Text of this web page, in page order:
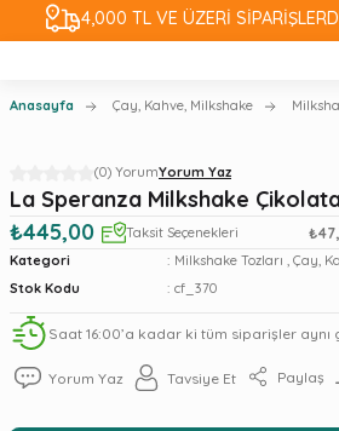
4,000 TL VE ÜZERİ
Anasayfa Çay, Kahve, Milkshake
(0) YorumYorum Yaz
La Speranza Milkshake
₺445,00
Taksit Seçenekleri
Kategori Milkshake Tozları , Çay,
Stok Kodu
cf_370
Saat 16:00’a kadar ki tüm siparişler
Yorum Yaz Tavsiye Et Paylaş